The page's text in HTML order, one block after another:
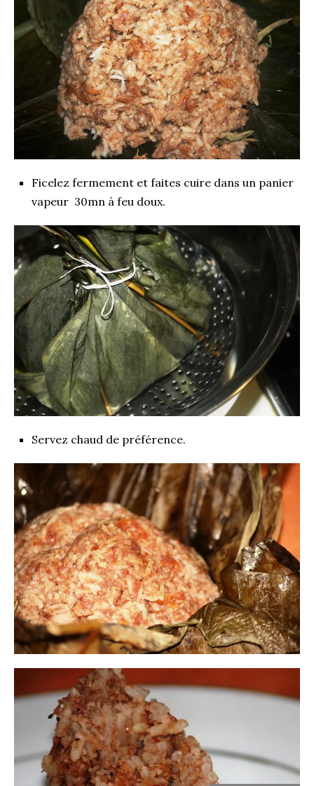
Ficelez fermement et faites cuire dans un panier
vapeur 30mn à feu doux.
Servez chaud de préférence.